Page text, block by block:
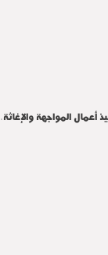
أعمال المواجهة والإغاثة.